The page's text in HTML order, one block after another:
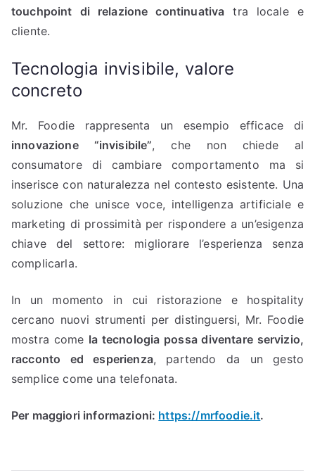
touchpoint di relazione continuativa tra locale e
cliente.
Tecnologia invisibile, valore
concreto
Mr. Foodie rappresenta un esempio efficace di
innovazione “invisibile”, che non chiede al
consumatore di cambiare comportamento ma si
inserisce con naturalezza nel contesto esistente. Una
soluzione che unisce voce, intelligenza artificiale e
marketing di prossimità per rispondere a un’esigenza
chiave del settore: migliorare l’esperienza senza
complicarla.
In un momento in cui ristorazione e hospitality
cercano nuovi strumenti per distinguersi, Mr. Foodie
mostra come la tecnologia possa diventare servizio,
racconto ed esperienza, partendo da un gesto
semplice come una telefonata.
Per maggiori informazioni: https://mrfoodie.it.